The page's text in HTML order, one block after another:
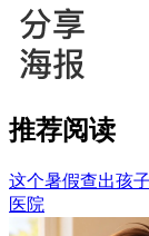
推荐阅读
这个暑假查出孩
医院